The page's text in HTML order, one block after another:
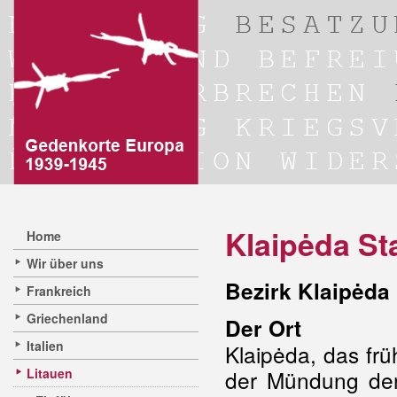
Home
Wir über uns
Frankreich
Griechenland
Italien
Litauen
Klaipėda
Bezirk Klaipėda
Der Ort
Klaipėda, das
der Mündung